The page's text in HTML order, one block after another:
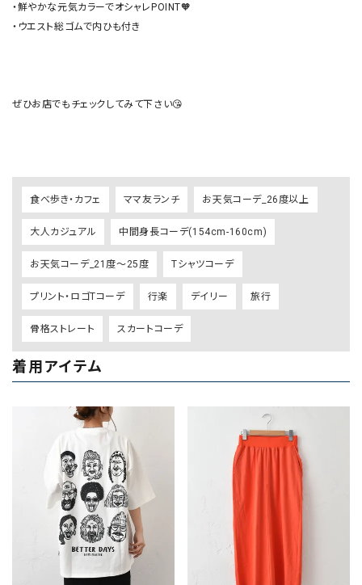
・鮮やかな元気カラーでオシャレPOINT🧡
・ウエスト総ゴムで内ひも付き
ぜひお店でもチェックしてみて下さい😘
食べ歩き・カフェ ママ友ランチ お天気コーデ_26度以上
大人カジュアル 中間身長コーデ(154cm-160cm)
お天気コーデ_21度～25度 Tシャツコーデ
プリント・ロゴTコーデ 行楽 デイリー 旅行
骨格ストレート スカートコーデ
着用アイテム